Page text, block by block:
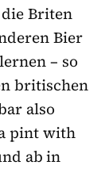
Briten
Bier
– so
britischen
also
pint with
ab in